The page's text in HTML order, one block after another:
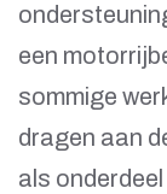
een
sommige
dragen aan
als